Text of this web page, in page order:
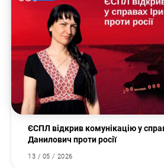
ЄСПЛ відкрив комунікацію у
Данилович проти росії
13 / 05 / 2026